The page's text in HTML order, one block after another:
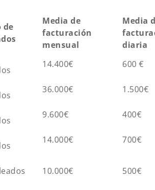
de
Media de
facturación
mensual
Media
diaria
14.400€ 600 €
36.000€ 1.500€
9.600€ 400€
14.000€
700€
10.000€ 500€